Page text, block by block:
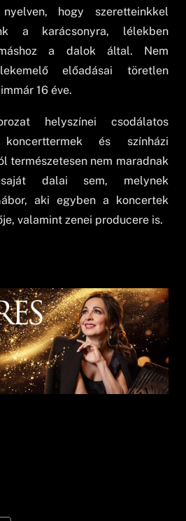
hogy szeretteinkkel
a karácsonyra, lélekben
a dalok által. Nem
előadásai töretlen
16 éve.
helyszínei csodálatos
és színházi
természetesen nem maradnak
dalai sem, melynek
aki egyben a koncertek
valamint zenei producere is.